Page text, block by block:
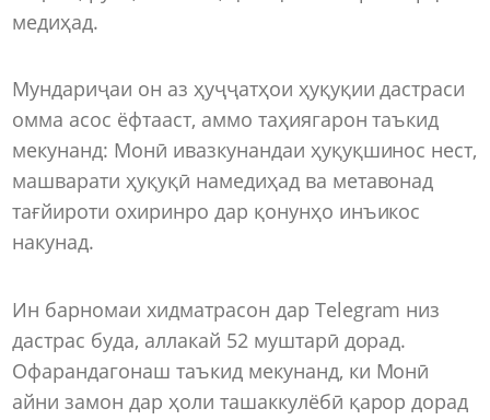
медиҳад.
Мундариҷаи он аз ҳуҷҷатҳои ҳуқуқии дастраси
омма асос ёфтааст, аммо таҳиягарон таъкид
мекунанд: Монӣ ивазкунандаи ҳуқуқшинос нест,
машварати ҳуқуқӣ намедиҳад ва метавонад
тағйироти охиринро дар қонунҳо инъикос
накунад.
Ин барномаи хидматрасон дар Telegram низ
дастрас буда, аллакай 52 муштарӣ дорад.
Офарандагонаш таъкид мекунанд, ки Монӣ
айни замон дар ҳоли ташаккулёбӣ қарор дорад